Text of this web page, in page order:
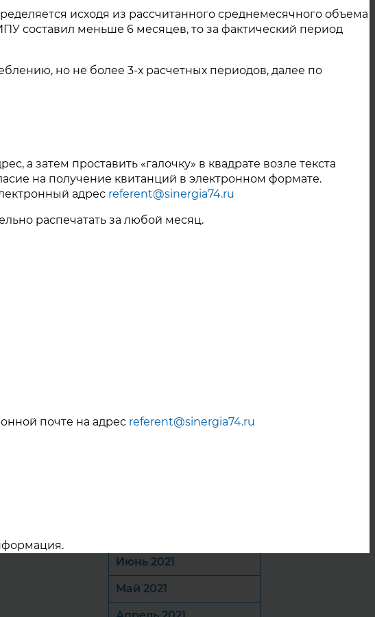
исходя из рассчитанного среднемесячного объема
составил меньше 6 месяцев, то за фактический период
но не более 3-х расчетных периодов, далее по
а затем проставить «галочку» в квадрате возле текста
на получение квитанций в электронном формате.
адрес referent@sinergia74.ru
распечатать за любой месяц.
почте на адрес referent@sinergia74.ru
и ГВС
следующие
30
46,48
Июль 2023
Май 2023
Сентябрь 2022
Август 2022
Июль 2022
Ноябрь 2021
Июнь 2021
Май 2021